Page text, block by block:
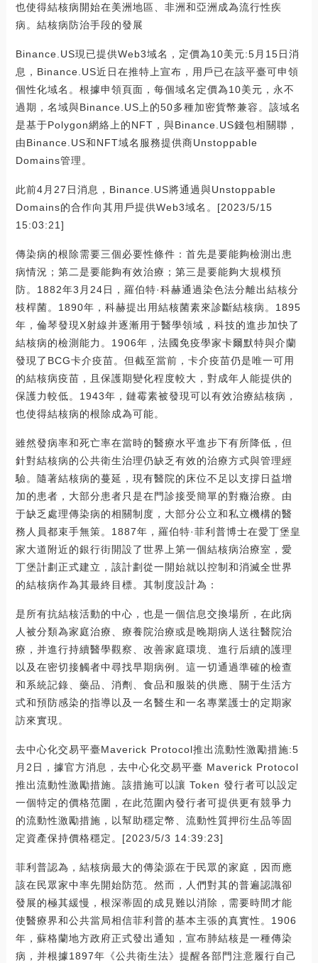
也使得結核病開始在美洲地區、非洲和亞洲成為流行性疾
病。結核病防治手段的發展
Binance.US現已提供Web3域名，定價為10美元:5月15日消
息，Binance.US近日在推特上宣布，用戶已在該平臺可申領
個性化域名。根據申領頁面，每個域名定價為10美元，永不
過期，名域與Binance.US上的50多種加密貨幣兼容。該域名
是基于Polygon網絡上的NFT，與Binance.US錢包相關聯，
由Binance.US和NFT域名服務提供商Unstoppable
Domains管理。
此前4月27日消息，Binance.US將通過與Unstoppable
Domains的合作向其用戶提供Web3域名。[2023/5/15
15:03:21]
傳染病的根除需要三個必要性條件：首先是要能夠檢測出患
病情況；第二是要能夠有效治療；第三是要能夠大規模預
防。1882年3月24日，羅伯特·科赫通過染色法分離出結核分
枝桿菌。1890年，科赫提出用結核菌素來診斷結核病。1895
年，倫琴發現X射線并逐漸用于醫學領域，科技的進步加快了
結核病的檢測能力。1906年，法國免疫學家卡爾默特與介蘭
發現了BCG卡介疫苗。但截至當前，卡介疫苗仍是唯一可用
的結核病疫苗，且保護期變化程度較大，對成年人能提供的
保護力較低。1943年，鏈霉素被發現可以有效治療結核病，
也使得結核病的根除成為可能。
雖然發病率和死亡率在當時的醫療水平進步下有所降低，但
針對結核病的公共衛生治理仍缺乏有效的治療方式與管理經
驗。隨著結核病的蔓延，現有醫院的床位不足以支撐日益增
加的患者，大部分患者只是在門診接受簡單的對癥治療。由
于缺乏處理傳染病的相關制度，大部分公立和私立機構的醫
務人員都束手無策。1887年，羅伯特·菲利普博士在愛丁堡皇
家大道附近的銀行街開設了世界上第一個結核病治療室，愛
丁堡計劃正式建立，該計劃從一開始就以控制和消滅全世界
的結核病作為其最終目標。其制度設計為：
是所有抗結核活動的中心，也是一個信息交換場所，在此病
人被分類為家庭治療、療養院治療或是晚期病人送往醫院治
療，并進行持續醫學觀察、改善家庭環境、進行后續的護理
以及在密切接觸者中尋找早期病例。這一切通過準確的檢查
和系統記錄、藥品、消劑、食品和服裝的供應、關于生活方
式和預防感染的指導以及一名醫生和一名專業護士的定期家
訪來實現。
去中心化交易平臺Maverick Protocol推出流動性激勵措施:5
月2日，據官方消息，去中心化交易平臺 Maverick Protocol
推出流動性激勵措施。該措施可以讓 Token 發行者可以設定
一個特定的價格范圍，在此范圍內發行者可提供更有競爭力
的流動性激勵措施，以幫助穩定幣、流動性質押衍生品等固
定資產保持價格穩定。[2023/5/3 14:39:23]
菲利普認為，結核病最大的傳染源在于民眾的家庭，因而應
該在民眾家中率先開始防范。然而，人們對其的普遍認識卻
發展的極其緩慢，根深蒂固的成見難以消除，需要時間才能
使醫療界和公共當局相信菲利普的基本主張的真實性。1906
年，蘇格蘭地方政府正式發出通知，宣布肺結核是一種傳染
病，并根據1897年《公共衛生法》提醒各部門注意履行自己